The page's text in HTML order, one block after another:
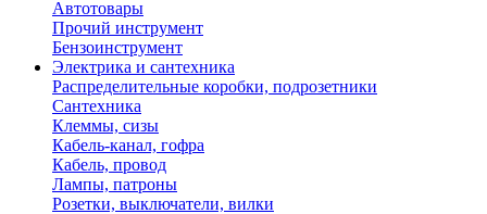
Автотовары
Прочий инструмент
Бензоинструмент
Электрика и сантехника
Распределительные коробки, подрозетники
Сантехника
Клеммы, сизы
Кабель-канал, гофра
Кабель, провод
Лампы, патроны
Розетки, выключатели, вилки